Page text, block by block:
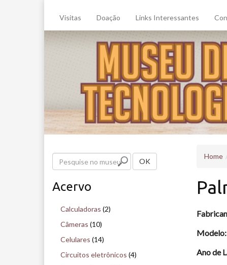
Visitas Doação Links Interessantes
Home
Modelo:
Ano de
s
OK
Acervo
Calculadoras (2)
Câmeras (10)
Celulares (14)
Circuitos eletrônicos (4)